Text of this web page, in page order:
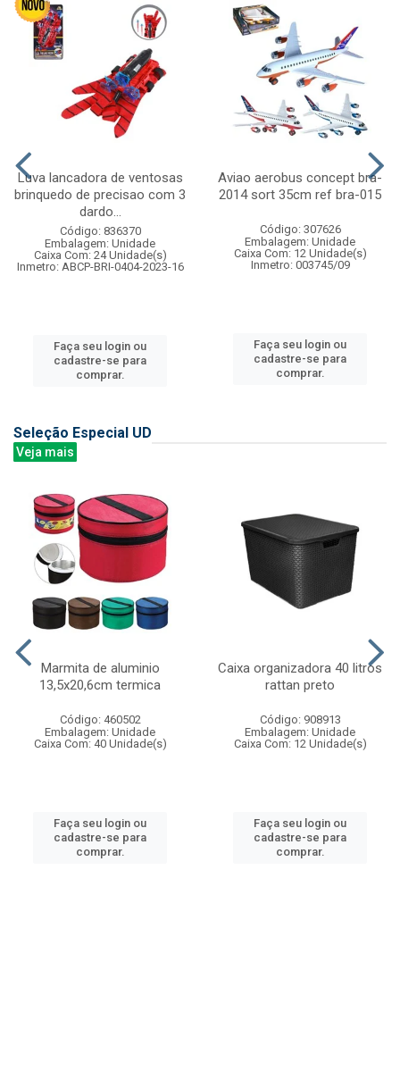
Luva lancadora de ventosas
brinquedo de precisao com 3
dardo...
Código: 836370
Embalagem: Unidade
Caixa Com: 24 Unidade(s)
Inmetro: ABCP-BRI-0404-2023-16
Faça seu login ou
cadastre-se para
comprar.
Aviao aerobus concept bra-
2014 sort 35cm ref bra-015
Código: 307626
Embalagem: Unidade
Caixa Com: 12 Unidade(s)
Inmetro: 003745/09
Faça seu login ou
cadastre-se para
comprar.
Seleção Especial UD
Veja mais
Marmita de aluminio
13,5x20,6cm termica
Código: 460502
Embalagem: Unidade
Caixa Com: 40 Unidade(s)
Faça seu login ou
cadastre-se para
comprar.
Caixa organizadora 40 litros
rattan preto
Código: 908913
Embalagem: Unidade
Caixa Com: 12 Unidade(s)
Faça seu login ou
cadastre-se para
comprar.